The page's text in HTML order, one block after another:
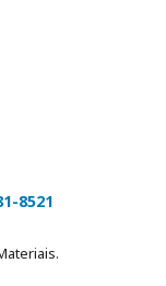
8521